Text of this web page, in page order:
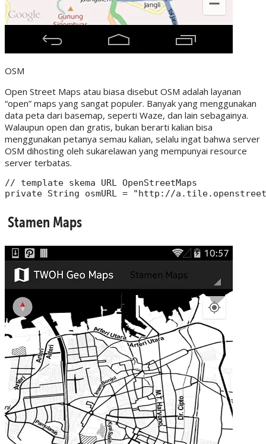
OSM
Open Street Maps atau biasa disebut OSM adalah layanan
“open” maps yang sangat populer. Banyak yang menggunakan
data peta dari basemap, seperti Waze, dan lain sebagainya.
Walaupun open dan gratis, bukan berarti kalian bisa
menggunakan petanya semau kalian, selalu ingat bahwa server
OSM dihosting oleh sukarelawan yang mempunyai resource
server terbatas.
// template skema URL OpenStreetMaps
Stamen Maps